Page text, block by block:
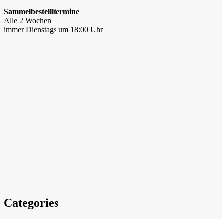
Sammelbestellltermine
Alle 2 Wochen
immer Dienstags um 18:00 Uhr
Categories